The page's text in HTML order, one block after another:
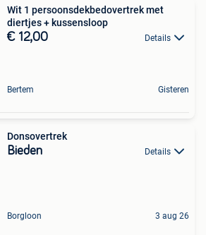
Wit 1 persoonsdekbedovertrek met
diertjes + kussensloop
€ 12,00 Details
Bertem Gisteren
Donsovertrek
Bieden Details
Borgloon 3 aug 26